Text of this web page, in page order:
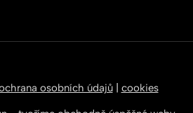
osobních údajů| cookies